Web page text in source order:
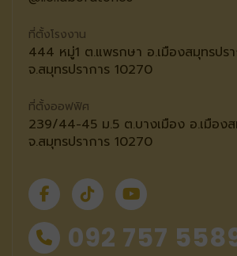
ที่ตั้งโรงงาน
444 หมู่1 ต.แพรกษา อ.เมืองสมุทรปร
จ.สมุทรปราการ 10270
ที่ตั้งออฟฟิศ
239/44-45 ม.5 ต.บางเมือง อ.เมืองส
จ.สมุทรปราการ 10270
092 757